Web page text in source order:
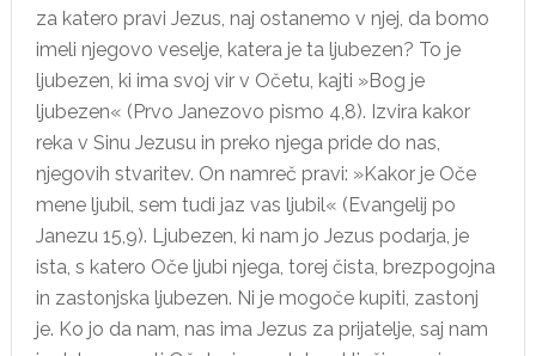
za katero pravi Jezus, naj ostanemo v njej, da bomo
imeli njegovo veselje, katera je ta ljubezen? To je
ljubezen, ki ima svoj vir v Očetu, kajti »Bog je
ljubezen« (Prvo Janezovo pismo 4,8). Izvira kakor
reka v Sinu Jezusu in preko njega pride do nas,
njegovih stvaritev. On namreč pravi: »Kakor je Oče
mene ljubil, sem tudi jaz vas ljubil« (Evangelij po
Janezu 15,9). Ljubezen, ki nam jo Jezus podarja, je
ista, s katero Oče ljubi njega, torej čista, brezpogojna
in zastonjska ljubezen. Ni je mogoče kupiti, zastonj
je. Ko jo da nam, nas ima Jezus za prijatelje, saj nam